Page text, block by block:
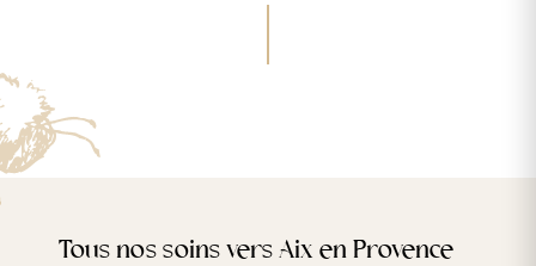
Tous nos soins vers Aix en Provence